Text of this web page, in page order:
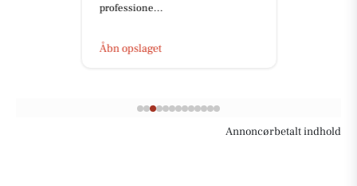
professione...
Åbn opslaget
Annoncørbetalt indhold